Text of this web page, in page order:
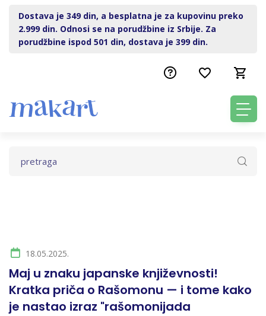
Dostava je 349 din, a besplatna je za kupovinu preko
2.999 din. Odnosi se na porudžbine iz Srbije. Za
porudžbine ispod 501 din, dostava je 399 din.
18.05.2025.
Maj u znaku japanske književnosti!
Kratka priča o Rašomonu — i tome kako
je nastao izraz "rašomonijada